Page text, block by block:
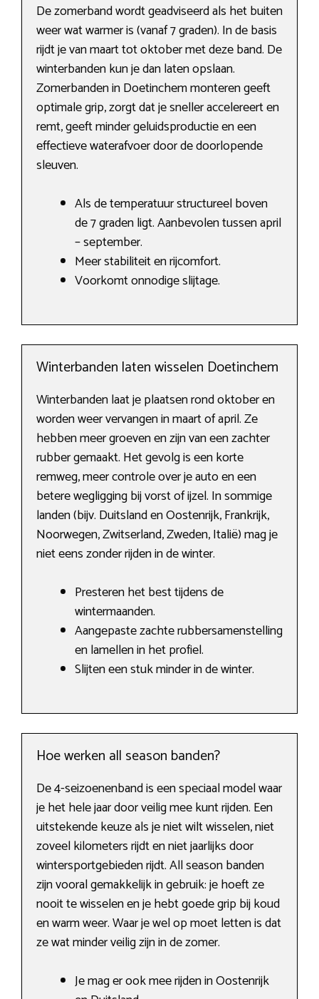
De zomerband wordt geadviseerd als het buiten
weer wat warmer is (vanaf 7 graden). In de basis
rijdt je van maart tot oktober met deze band. De
winterbanden kun je dan laten opslaan.
Zomerbanden in Doetinchem monteren geeft
optimale grip, zorgt dat je sneller accelereert en
remt, geeft minder geluidsproductie en een
effectieve waterafvoer door de doorlopende
sleuven.
Als de temperatuur structureel boven
de 7 graden ligt. Aanbevolen tussen april
– september.
Meer stabiliteit en rijcomfort.
Voorkomt onnodige slijtage.
Winterbanden laten wisselen Doetinchem
Winterbanden laat je plaatsen rond oktober en
worden weer vervangen in maart of april. Ze
hebben meer groeven en zijn van een zachter
rubber gemaakt. Het gevolg is een korte
remweg, meer controle over je auto en een
betere wegligging bij vorst of ijzel. In sommige
landen (bijv. Duitsland en Oostenrijk, Frankrijk,
Noorwegen, Zwitserland, Zweden, Italië) mag je
niet eens zonder rijden in de winter.
Presteren het best tijdens de
wintermaanden.
Aangepaste zachte rubbersamenstelling
en lamellen in het profiel.
Slijten een stuk minder in de winter.
Hoe werken all season banden?
De 4-seizoenenband is een speciaal model waar
je het hele jaar door veilig mee kunt rijden. Een
uitstekende keuze als je niet wilt wisselen, niet
zoveel kilometers rijdt en niet jaarlijks door
wintersportgebieden rijdt. All season banden
zijn vooral gemakkelijk in gebruik: je hoeft ze
nooit te wisselen en je hebt goede grip bij koud
en warm weer. Waar je wel op moet letten is dat
ze wat minder veilig zijn in de zomer.
Je mag er ook mee rijden in Oostenrijk